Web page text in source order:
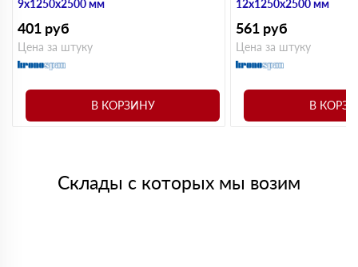
9х1250х2500 мм
401 руб
Цена за штуку
В КОРЗИНУ
12х1250х2500 мм
561 руб
Цена за штуку
В
Склады с которых мы возим